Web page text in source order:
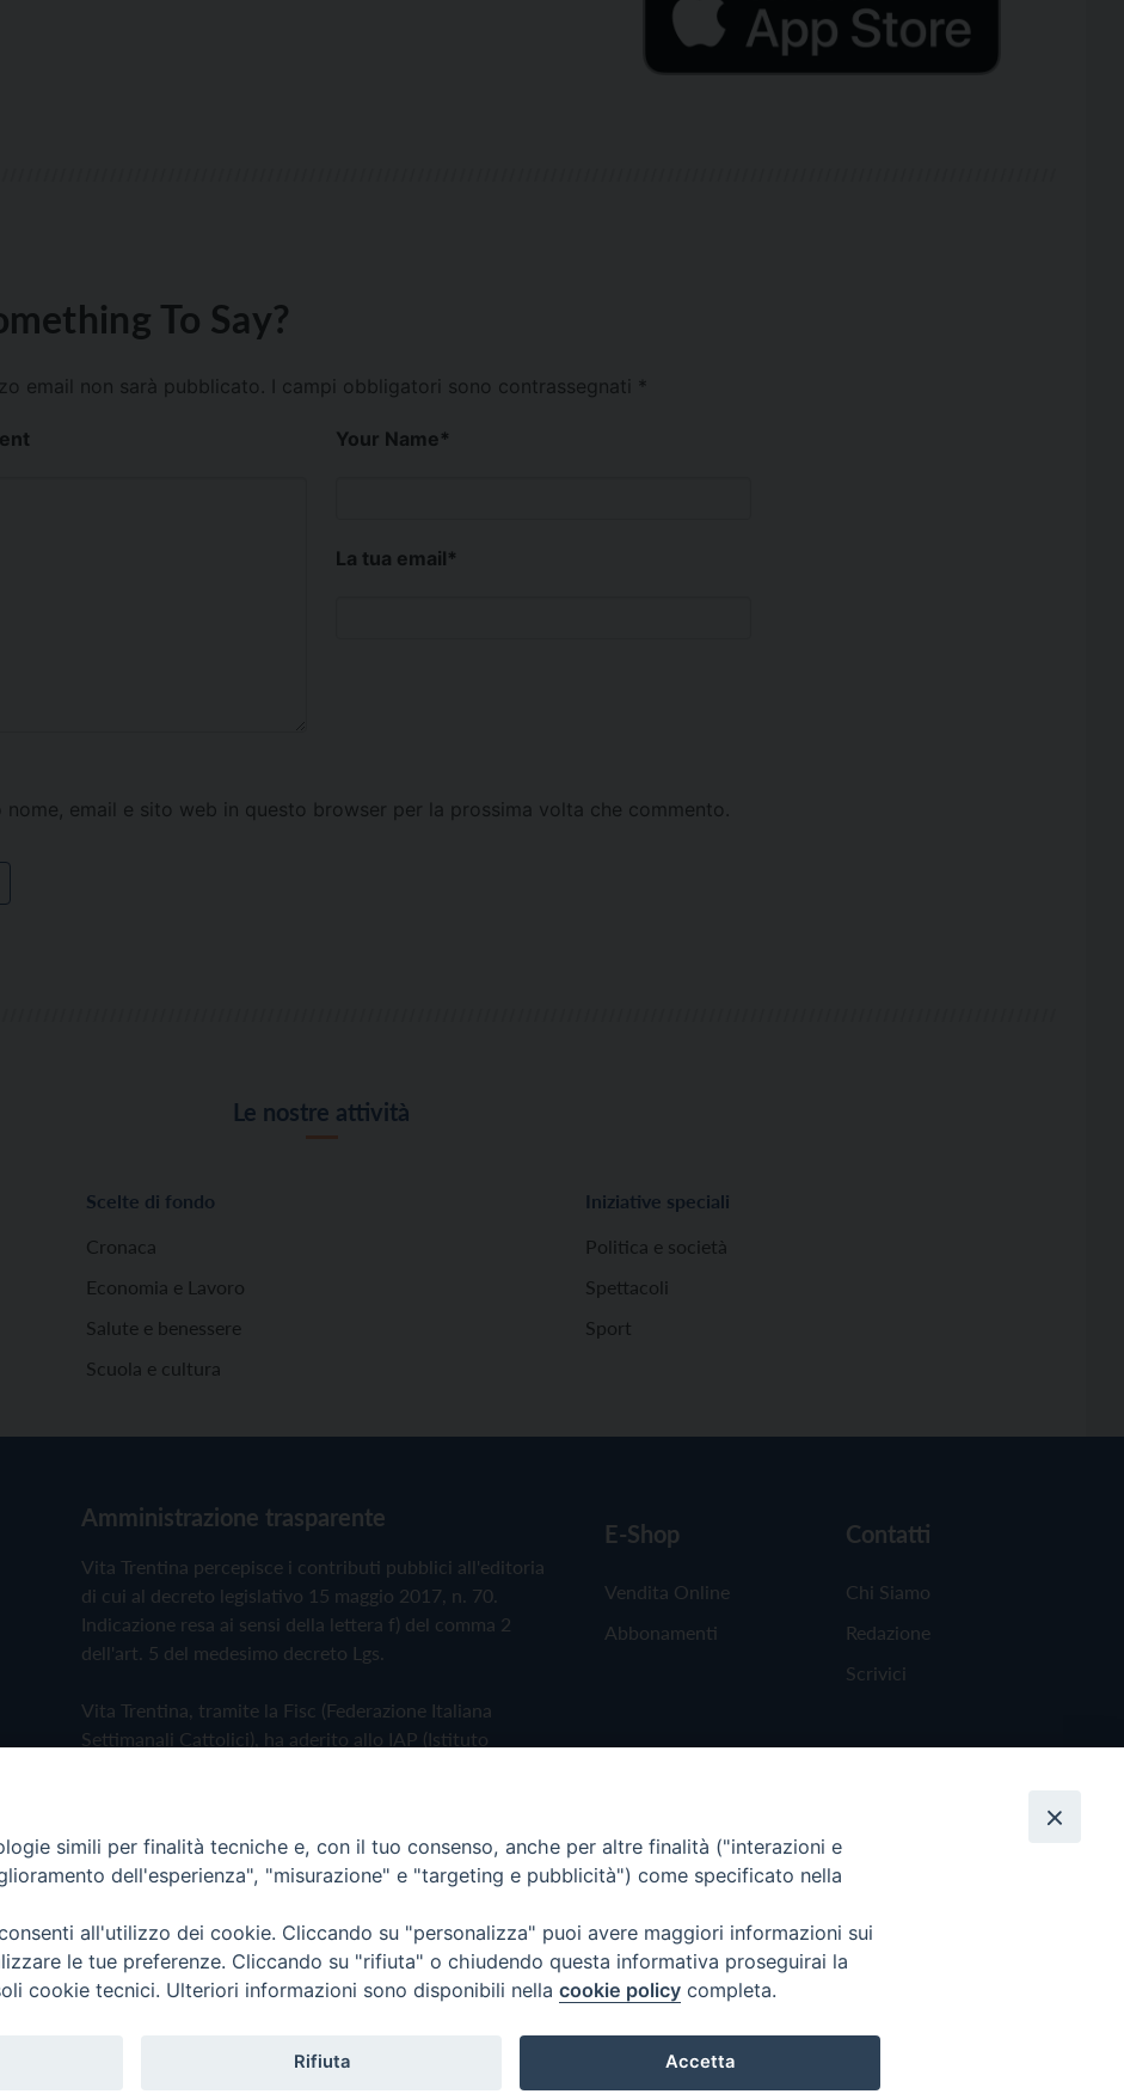
To Say?
email non sarà pubblicato. I campi obbligatori sono contrassegnati *
Your Name*
La tua email*
nome, email e sito web in questo browser per la prossima volta che commento.
Le nostre attività
Scelte di fondo
Cronaca
Economia e Lavoro
Salute e benessere
Scuola e cultura
Iniziative speciali
Politica e società
Spettacoli
Sport
Amministrazione trasparente
Vita Trentina percepisce i contributi pubblici all'editoria
di cui al decreto legislativo 15 maggio 2017, n. 70.
Indicazione resa ai sensi della lettera f) del comma 2
dell'art. 5 del medesimo decreto Lgs.
Vita Trentina, tramite la Fisc (Federazione Italiana
Settimanali Cattolici), ha aderito allo IAP (Istituto
Privacy Policy Cookie Policy
E-Shop
Vendita Online
Abbonamenti
Contatti
Chi Siamo
Redazione
Scrivici
Trentina Editrice
simili per finalità tecniche e, con il tuo consenso, anche per altre finalità ("interazioni e
dell'esperienza", "misurazione" e "targeting e pubblicità") come specificato nella
all'utilizzo dei cookie. Cliccando su "personalizza" puoi avere maggiori informazioni sui
le tue preferenze. Cliccando su "rifiuta" o chiudendo questa informativa proseguirai la
cookie tecnici. Ulteriori informazioni sono disponibili nella cookie policy completa.
Rifiuta Accetta